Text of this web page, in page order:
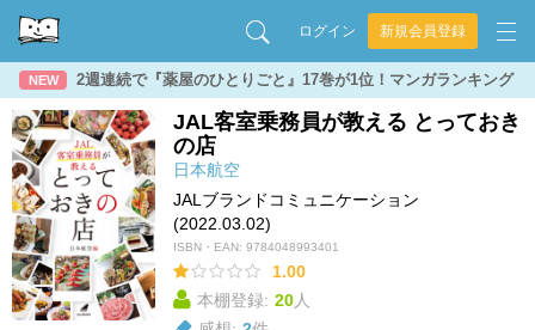
ログイン 新規会員登録
NEW 2週連続で『薬屋のひとりごと』17巻が1位！マンガランキング
JAL客室乗務員が教える とっておき
の店
日本航空
JALブランドコミュニケーション
(2022.03.02)
ISBN・EAN: 9784048993401
1.00
本棚登録: 20人